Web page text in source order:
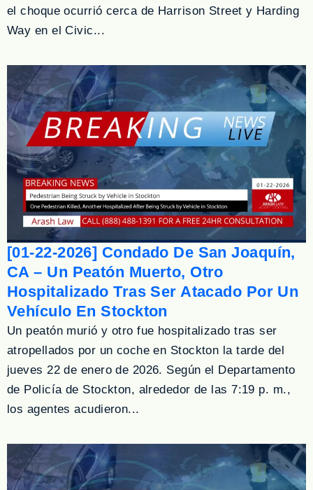
el choque ocurrió cerca de Harrison Street y Harding
Way en el Civic...
[01-22-2026] Condado De San Joaquín,
CA – Un Peatón Muerto, Otro
Hospitalizado Tras Ser Atacado Por Un
Vehículo En Stockton
Un peatón murió y otro fue hospitalizado tras ser
atropellados por un coche en Stockton la tarde del
jueves 22 de enero de 2026. Según el Departamento
de Policía de Stockton, alrededor de las 7:19 p. m.,
los agentes acudieron...